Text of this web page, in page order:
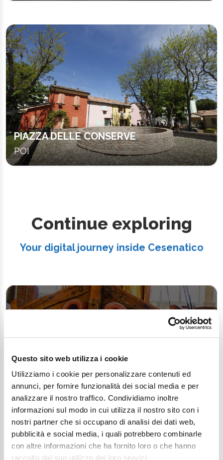
Questo sito web utilizza i cookie
Utilizziamo i cookie per personalizzare contenuti ed
annunci, per fornire funzionalità dei social media e per
analizzare il nostro traffico. Condividiamo inoltre
informazioni sul modo in cui utilizza il nostro sito con i
nostri partner che si occupano di analisi dei dati web,
pubblicità e social media, i quali potrebbero combinarle
con altre informazioni che ha fornito loro o che hanno
raccolto dal suo utilizzo dei loro servizi.
PIAZZA DELLE CONSERVE
POI
Continue exploring
Your digital journey inside Cesenatico